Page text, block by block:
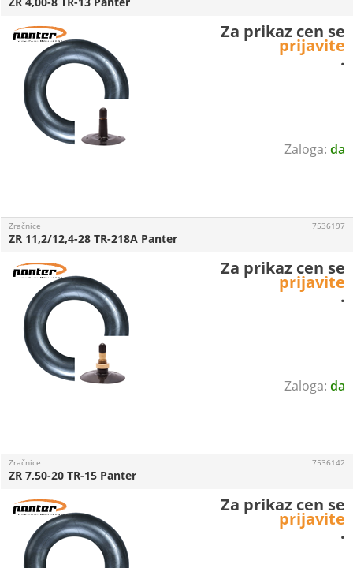
da
Za prikaz cen se
prijavite
.
da
Zračnice
ZR 11,2/12,4-28 TR-218A Panter
7536197
Za prikaz cen se
prijavite
.
Zračnice
ZR 7,50-20 TR-15 Panter
7536142
Za prikaz cen se
prijavite
.